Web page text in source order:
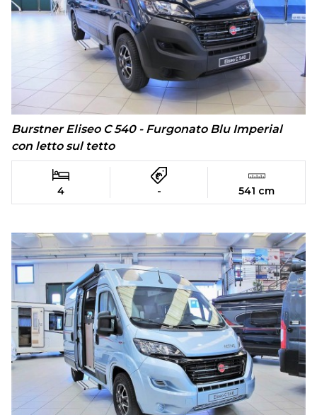
Burstner Eliseo C 540 - Furgonato Blu Imperial
con letto sul tetto
4 - 541 cm